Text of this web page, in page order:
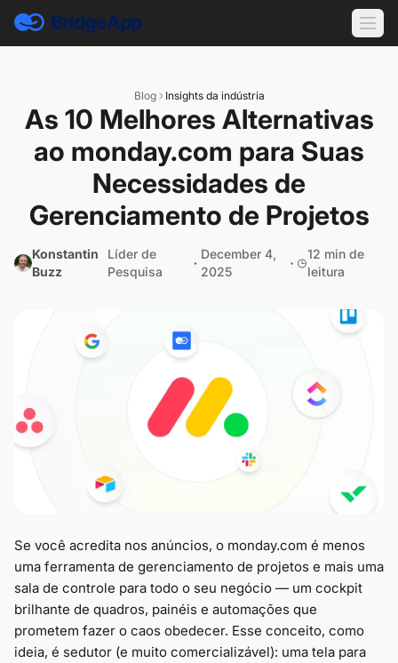
Blog Insights da indústria
As 10 Melhores Alternativas
ao monday.com para Suas
Necessidades de
Gerenciamento de Projetos
Konstantin
Buzz
Líder de
Pesquisa
December 4,
2025
12 min de
leitura
Se você acredita nos anúncios, o monday.com é menos
uma ferramenta de gerenciamento de projetos e mais uma
sala de controle para todo o seu negócio — um cockpit
brilhante de quadros, painéis e automações que
prometem fazer o caos obedecer. Esse conceito, como
ideia, é sedutor (e muito comercializável): uma tela para